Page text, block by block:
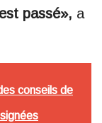
passé», a
conseils de